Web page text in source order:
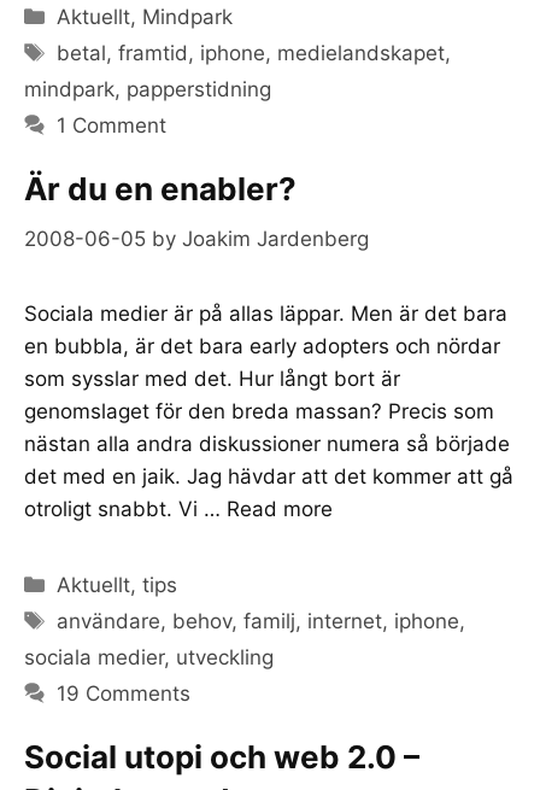
Categories
Aktuellt, Mindpark
Tags
betal,framtid , iphone, medielandskapet,
mindpark, papperstidning
1 Comment
Är du en enabler?
2008-06-05 by Joakim Jardenberg
Sociala medier är på allas läppar. Men är det bara
en bubbla, är det bara early adopters och nördar
som sysslar med det. Hur långt bort är
genomslaget för den breda massan? Precis som
nästan alla andra diskussioner numera så började
det med en jaik. Jag hävdar att det kommer att gå
otroligt snabbt. Vi … Read more
Categories
Aktuellt,tips
Tags
användare, behov,familj, internet, iphone,
sociala medier, utveckling
19 Comments
Social utopi och web 2.0 –